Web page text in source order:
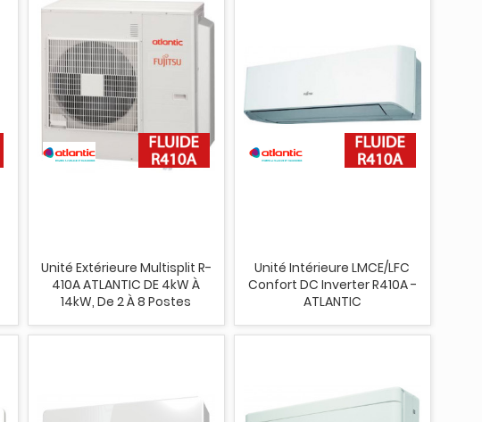
Unité Extérieure Multisplit R-
410A ATLANTIC DE 4kW À
14kW, De 2 À 8 Postes
Unité Intérieure LMCE/LFC
Confort DC Inverter R410A -
ATLANTIC